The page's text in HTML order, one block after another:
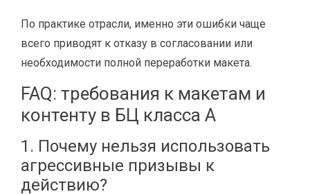
По практике отрасли, именно эти ошибки чаще
всего приводят к отказу в согласовании или
необходимости полной переработки макета.
FAQ: требования к макетам и
контенту в БЦ класса A
1. Почему нельзя использовать
агрессивные призывы к
действию?